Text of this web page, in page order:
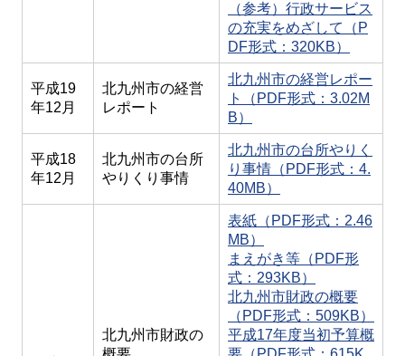
（参考）行政サービス
の充実をめざして（P
DF形式：320KB）
平成19
年12月
北九州市の経営
レポート
北九州市の経営レポー
ト（PDF形式：3.02M
B）
平成18
年12月
北九州市の台所
やりくり事情
北九州市の台所やりく
り事情（PDF形式：4.
40MB）
北九州市財政の
表紙（PDF形式：2.46
MB）
まえがき等（PDF形
式：293KB）
北九州市財政の概要
（PDF形式：509KB）
平成17年度当初予算概